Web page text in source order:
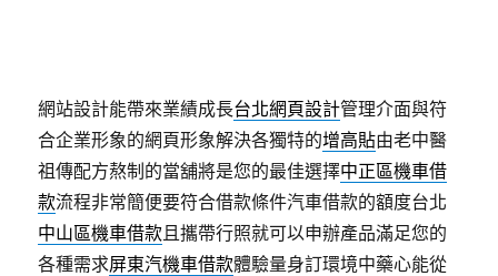
網站設計能帶來業績成長台北網頁設計管理介面與符
合企業形象的網頁形象解決各獨特的增高貼由老中醫
祖傳配方熬制的當舖將是您的最佳選擇中正區機車借
款流程非常簡便要符合借款條件汽車借款的額度台北
中山區機車借款且攜帶行照就可以申辦產品滿足您的
各種需求屏東汽機車借款體驗量身訂環境中藥心能從